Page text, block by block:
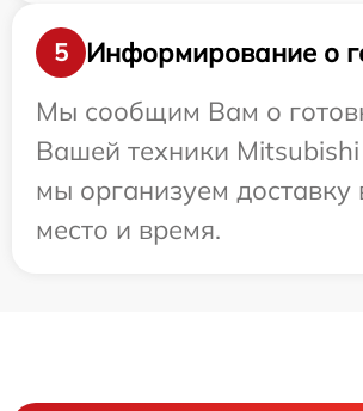
5
Информирование о
Мы сообщим Вам о
Вашей техники
мы организуем доставку
место и время.